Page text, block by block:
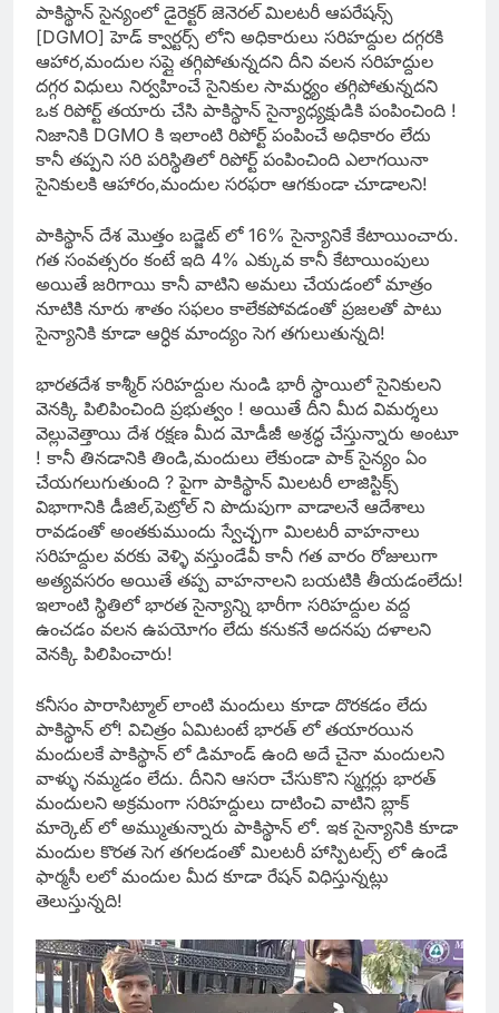
పాకిస్థాన్ సైన్యంలో డైరెక్టర్ జెనెరల్ మిలటరీ ఆపరేషన్స్
[DGMO] హెడ్ క్వార్టర్స్ లోని అధికారులు సరిహద్దుల దగ్గరకి
ఆహార,మందుల సప్లై తగ్గిపోతున్నదని దీని వలన సరిహద్దుల
దగ్గర విధులు నిర్వహించే సైనికుల సామర్ధ్యం తగ్గిపోతున్నదని
ఒక రిపోర్ట్ తయారు చేసి పాకిస్థాన్ సైన్యాధ్యక్షుడికి పంపించింది !
నిజానికి DGMO కి ఇలాంటి రిపోర్ట్ పంపించే అధికారం లేదు
కానీ తప్పని సరి పరిస్థితిలో రిపోర్ట్ పంపించింది ఎలాగయినా
సైనికులకి ఆహారం,మందుల సరఫరా ఆగకుండా చూడాలని!
పాకిస్థాన్ దేశ మొత్తం బడ్జెట్ లో 16% సైన్యానికే కేటాయించారు.
గత సంవత్సరం కంటే ఇది 4% ఎక్కువ కానీ కేటాయింపులు
అయితే జరిగాయి కానీ వాటిని అమలు చేయడంలో మాత్రం
నూటికి నూరు శాతం సఫలం కాలేకపోవడంతో ప్రజలతో పాటు
సైన్యానికి కూడా ఆర్ధిక మాంద్యం సెగ తగులుతున్నది!
భారతదేశ కాశ్మీర్ సరిహద్దుల నుండి భారీ స్థాయిలో సైనికులని
వెనక్కి పిలిపించింది ప్రభుత్వం ! అయితే దీని మీద విమర్శలు
వెల్లువెత్తాయి దేశ రక్షణ మీద మోడీజీ అశ్రద్ధ చేస్తున్నారు అంటూ
! కానీ తినడానికి తిండి,మందులు లేకుండా పాక్ సైన్యం ఏం
చేయగలుగుతుంది ? పైగా పాకిస్థాన్ మిలటరీ లాజిస్టిక్స్
విభాగానికి డీజిల్,పెట్రోల్ ని పొదుపుగా వాడాలనే ఆదేశాలు
రావడంతో అంతకుముందు స్వేచ్ఛగా మిలటరీ వాహనాలు
సరిహద్దుల వరకు వెళ్ళి వస్తుండేవీ కానీ గత వారం రోజులుగా
అత్యవసరం అయితే తప్ప వాహనాలని బయటికి తీయడంలేదు!
ఇలాంటి స్థితిలో భారత సైన్యాన్ని భారీగా సరిహద్దుల వద్ద
ఉంచడం వలన ఉపయోగం లేదు కనుకనే అదనపు దళాలని
వెనక్కి పిలిపించారు!
కనీసం పారాసిట్మాల్ లాంటి మందులు కూడా దొరకడం లేదు
పాకిస్థాన్ లో! విచిత్రం ఏమిటంటే భారత్ లో తయారయిన
మందులకే పాకిస్థాన్ లో డిమాండ్ ఉంది అదే చైనా మందులని
వాళ్ళు నమ్మడం లేదు. దీనిని ఆసరా చేసుకొని స్మగ్లర్లు భారత్
మందులని అక్రమంగా సరిహద్దులు దాటించి వాటిని బ్లాక్
మార్కెట్ లో అమ్ముతున్నారు పాకిస్థాన్ లో. ఇక సైన్యానికి కూడా
మందుల కొరత సెగ తగలడంతో మిలటరీ హాస్పిటల్స్ లో ఉండే
ఫార్మసీ లలో మందుల మీద కూడా రేషన్ విధిస్తున్నట్లు
తెలుస్తున్నది!